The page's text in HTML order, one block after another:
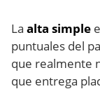
La alta simple
puntuales del
que realmente
que entrega